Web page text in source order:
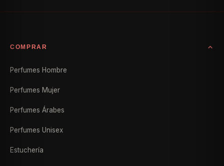
COMPRAR
Perfumes Hombre
Perfumes Mujer
Perfumes Árabes
Perfumes Unisex
Estuchería